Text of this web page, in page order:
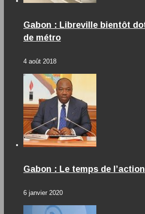
Gabon : Libreville bientôt
de métro
4 août 2018
Gabon : Le temps de l’action
6 janvier 2020